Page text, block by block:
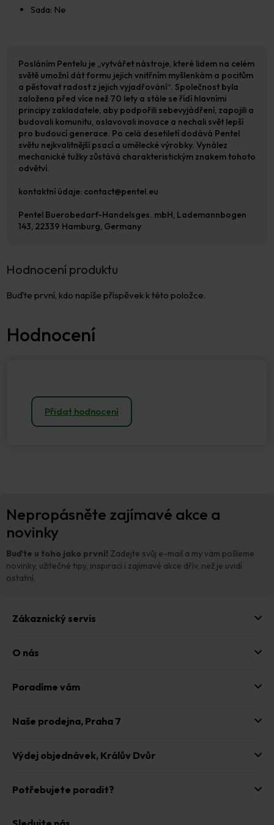
Sada: Ne
Hodnocení produktu
Buďte první, kdo napíše příspěvek k této položce.
Přidat hodnocení
Posláním Pentelu je „vytvářet nástroje, které lidem na celém
světě umožní dát formu jejich vnitřním myšlenkám a pocitům
a pěstovat radost z jejich vyjadřování“. Společnost byla
založena před více než 70 lety a stále se řídí hlavními
principy zakladatele, aby podpořili sebevyjádření, zapojili a
budovali komunitu, oslavovali inovace a nechali svět lepší
pro budoucí generace. Po celá desetiletí dodává Pentel
světu nejkvalitnější psací a umělecké výrobky. Vynález
mechanické tužky zůstává charakteristickým znakem tohoto
odvětví.
kontaktní údaje: contact@pentel.eu
Pentel Buerobedarf-Handelsges. mbH, Lademannbogen
143, 22339 Hamburg, Germany
Nepropásněte zajímavé akce a
novinky
Buďte u toho jako první! Zadejte svůj e-mail a my vám pošleme
novinky, užitečné tipy, inspiraci i zajímavé akce dřív, než je uvidí
ostatní.
Zákaznický servis
O nás
Poradíme vám
Naše prodejna, Praha 7
Výdej objednávek, Králův Dvůr
Potřebujete poradit?